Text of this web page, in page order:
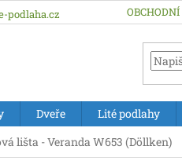
podlaha.cz
Dveře Lité podlahy
lišta - Veranda W653 (Döllken)